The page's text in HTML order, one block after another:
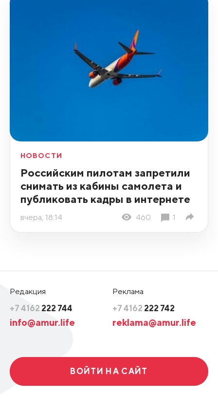
НОВОСТИ
Российским пилотам запретили
снимать из кабины самолета и
публиковать кадры в интернете
вчера, 18:14 460 1
Редакция
+7 4162 222 744
info@amur.life
Реклама
+7 4162 222 742
reklama@amur.life
ВОЙТИ НА САЙТ